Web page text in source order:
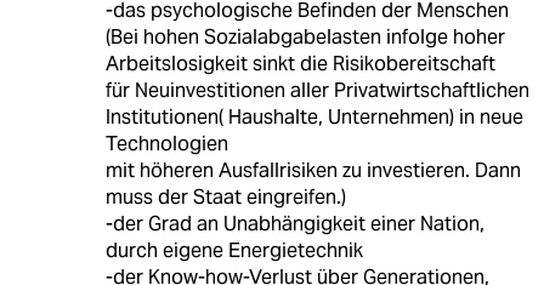
-das psychologische Befinden der Menschen
(Bei hohen Sozialabgabelasten infolge hoher
Arbeitslosigkeit sinkt die Risikobereitschaft
für Neuinvestitionen aller Privatwirtschaftlichen
Institutionen( Haushalte, Unternehmen) in neue
Technologien
mit höheren Ausfallrisiken zu investieren. Dann
muss der Staat eingreifen.)
-der Grad an Unabhängigkeit einer Nation,
durch eigene Energietechnik
-der Know-how-Verlust über Generationen,